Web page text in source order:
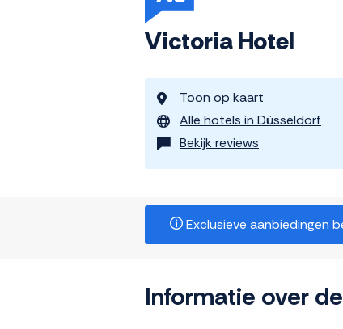
Victoria Hotel
Toon op kaart
Alle hotels in Düsseldorf
Bekijk reviews
Exclusieve aanbiedingen
Informatie over